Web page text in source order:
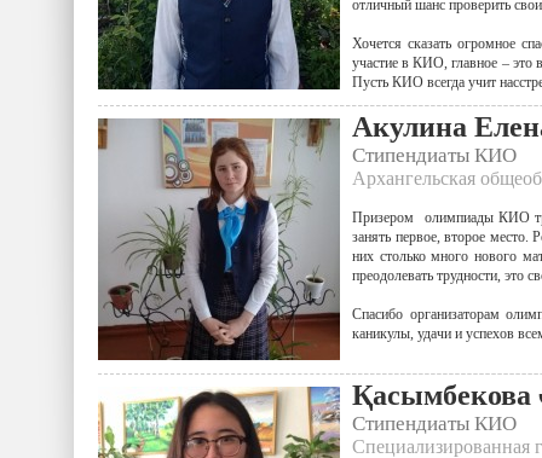
отличный шанс проверить
Хочется сказать огромное
участие в КИО, главное – это
Пусть КИО всегда учит
Акулина
Стипендиаты КИО
Архангельская
Призером олимпиады КИО
занять первое, второе
них столько много нового
преодолевать трудности, это
Спасибо организаторам
каникулы, удачи и успехов
Қасымбекова
Стипендиаты КИО
Специализированная